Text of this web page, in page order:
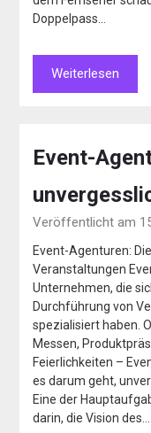
Doppelpass…
Weiterlesen
Event-
Veröffentlicht am
Event-Agenturen:
Veranstaltungen
Unternehmen, die
Durchführung von
spezialisiert haben.
Messen,
Feierlichkeiten –
es darum geht,
Eine der
darin, die Vision des…